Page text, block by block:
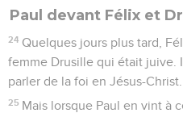
Paul devant Félix et
24 Quelques jours plus tard,
femme Drusille qui était juive.
parler de la foi en Jésus-Christ.
25 Mais lorsque Paul en vint à